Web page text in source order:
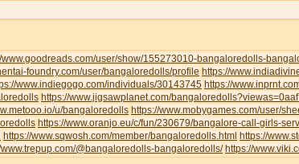
www.goodreads.com/user/show/155273010-bangaloredolls-
foundry.com/user/bangaloredolls/profile https://
www.indiegogo.com/individuals/30143745 https://
https://www.jigsawplanet.com/
u/bangaloredolls https://www.mobygames.com/user/
https://www.oranjo.eu/c/fun/230679/bangalore-call-girls-
https://www.sqwosh.com/member/bangaloredolls.html https://
www.trepup.com/@bangaloredolls-bangaloredolls/ https://